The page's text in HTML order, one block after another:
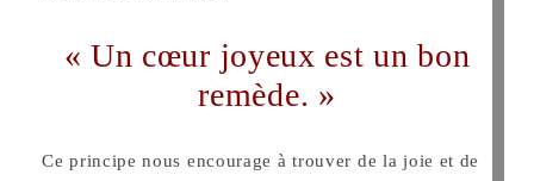
« Un cœur joyeux est un bon
remède. »
Ce principe nous encourage à trouver de la joie et de